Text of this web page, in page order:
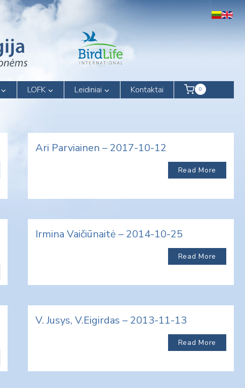
LOFK Leidiniai Kontaktai 0
Ari Parviainen – 2017-10-12
Read More
Irmina Vaičiūnaitė – 2014-10-25
Read More
V. Jusys, V.Eigirdas – 2013-11-13
Read More